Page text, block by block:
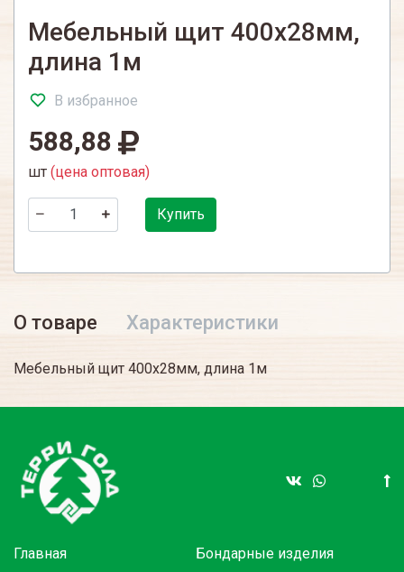
Мебельный щит 400х28мм,
длина 1м
В избранное
588,88
шт (цена оптовая)
Купить
О товаре Характеристики
Мебельный щит 400х28мм, длина 1м
Главная
Бондарные изделия